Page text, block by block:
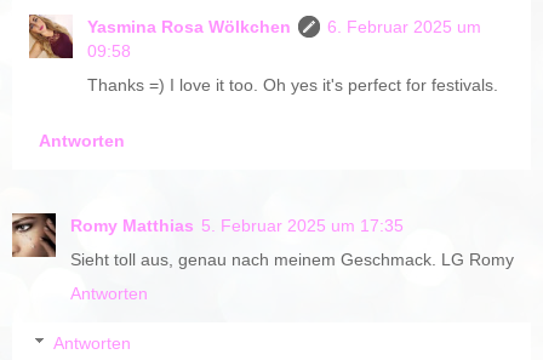
Yasmina Rosa Wölkchen
6. Februar 2025 um
09:58
Thanks =) I love it too. Oh yes it's perfect for festivals.
Antworten
Romy Matthias 5. Februar 2025 um 17:35
Sieht toll aus, genau nach meinem Geschmack. LG Romy
Antworten
Antworten